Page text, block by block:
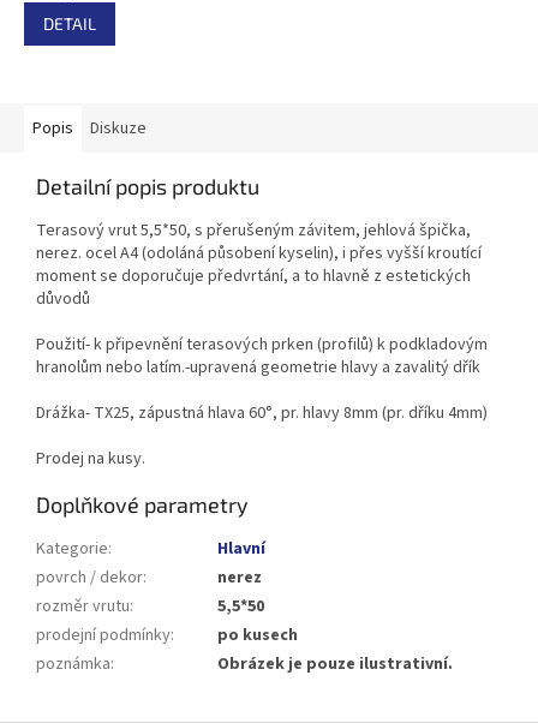
DETAIL
Popis Diskuze
Detailní popis produktu
Terasový vrut 5,5*50, s přerušeným závitem, jehlová špička,
nerez. ocel A4 (odoláná působení kyselin), i přes vyšší kroutící
moment se doporučuje předvrtání, a to hlavně z estetických
důvodů
Použití- k připevnění terasových prken (profilů) k podkladovým
hranolům nebo latím.-upravená geometrie hlavy a zavalitý dřík
Drážka- TX25, zápustná hlava 60°, pr. hlavy 8mm (pr. dříku 4mm)
Prodej na kusy.
Doplňkové parametry
Kategorie:
Hlavní
povrch / dekor:
nerez
rozměr vrutu:
5,5*50
prodejní podmínky:
po kusech
poznámka: Obrázek je pouze ilustrativní.